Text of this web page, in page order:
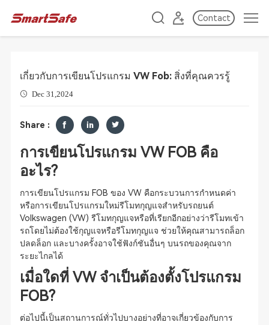
Contact
เกี่ยวกับการเขียนโปรแกรม VW Fob: สิ่งที่คุณควรรู้
Dec 31,2024
Share :
การเขียนโปรแกรม VW FOB คือ
อะไร?
การเขียนโปรแกรม FOB ของ VW คือกระบวนการกำหนดค่า
หรือการเขียนโปรแกรมใหม่รีโมทกุญแจสำหรับรถยนต์
Volkswagen (VW) รีโมทกุญแจหรือที่เรียกอีกอย่างว่ารีโมทเข้า
รถโดยไม่ต้องใช้กุญแจหรือรีโมทกุญแจ ช่วยให้คุณสามารถล็อก
ปลดล็อก และบางครั้งอาจใช้ฟังก์ชันอื่นๆ บนรถของคุณจาก
ระยะไกลได้
เมื่อใดที่ VW จำเป็นต้องตั้งโปรแกรม
FOB?
ต่อไปนี้เป็นสถานการณ์ทั่วไปบางอย่างที่อาจเกี่ยวข้องกับการ